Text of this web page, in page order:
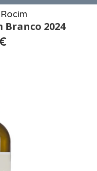
Branco 2024